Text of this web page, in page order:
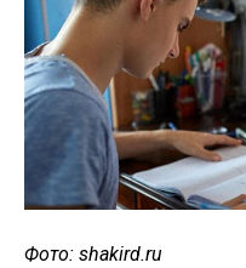
Фото: shakird.ru